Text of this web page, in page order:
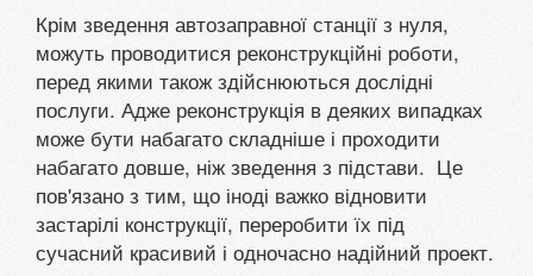
Крім зведення автозаправної станції з нуля,
можуть проводитися реконструкційні роботи,
перед якими також здійснюються дослідні
послуги. Адже реконструкція в деяких випадках
може бути набагато складніше і проходити
набагато довше, ніж зведення з підстави. Це
пов'язано з тим, що іноді важко відновити
застарілі конструкції, переробити їх під
сучасний красивий і одночасно надійний проект.